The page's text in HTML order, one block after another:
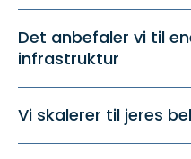
Det anbefaler vi til
infrastruktur
Vi skalerer til jeres